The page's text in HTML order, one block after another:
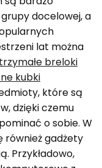
docelowej, a
lat można
breloki
kubki
które są
dzięki czemu
o sobie. W
również gadżety
Przykładowo,